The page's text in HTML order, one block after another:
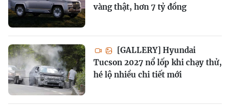
vàng thật, hơn 7 tỷ đồng
[GALLERY] Hyundai
Tucson 2027 nổ lốp khi chạy thử,
hé lộ nhiều chi tiết mới